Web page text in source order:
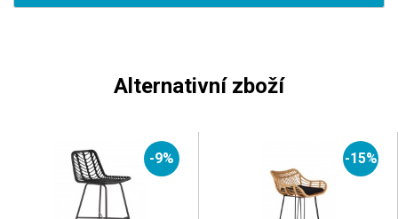
Alternativní zboží
-9% -15%